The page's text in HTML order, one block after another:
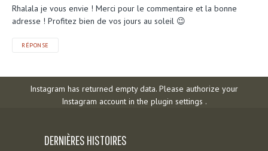
Rhalala je vous envie ! Merci pour le commentaire et la bonne
adresse ! Profitez bien de vos jours au soleil 😉
RÉPONSE
Instagram has returned empty data. Please authorize your
Instagram account in the plugin settings .
DERNIÈRES HISTOIRES